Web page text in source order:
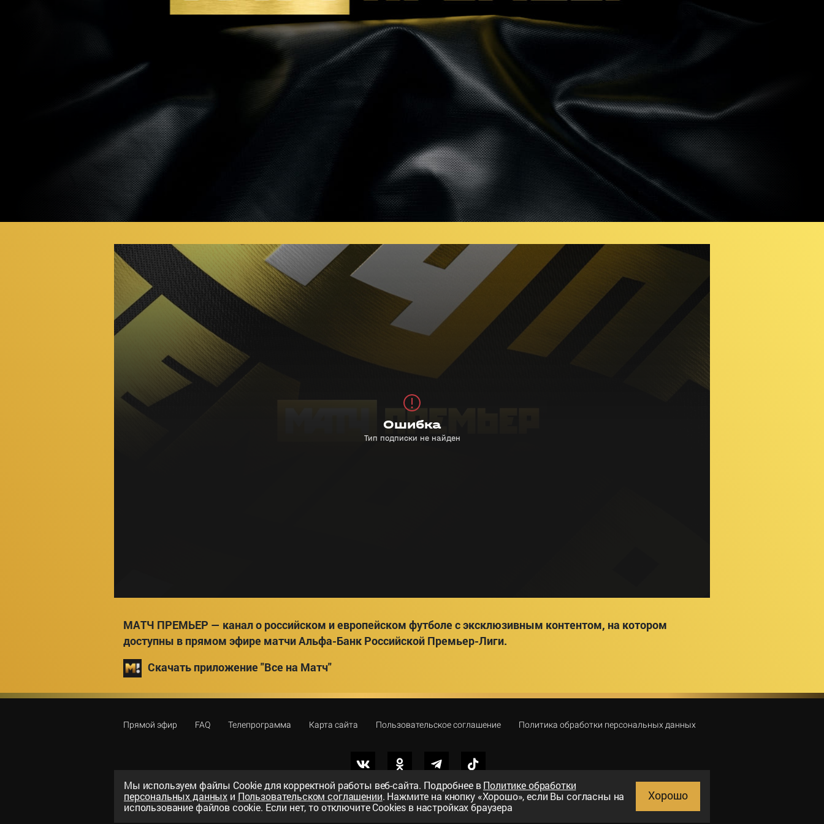
МАТЧ ПРЕМЬЕР — канал о российском и европейском футболе с эксклюзивным контентом, на котором
доступны в прямом эфире матчи Альфа-Банк Российской Премьер-Лиги.
Скачать приложение "Все на Матч"
Прямой эфир FAQ Телепрограмма Карта сайта Пользовательское соглашение Политика обработки персональных данных
©2026«ООО «Национальный спортивный телеканал» Поиск
Мы используем файлы Сookie для корректной работы веб-сайта. Подробнее вПолитике обработки
персональных данных и Пользовательском соглашении. Нажмите на кнопку «Хорошо», если Вы согласны на
использование файлов cookie. Если нет, то отключите Cookies в настройках браузера
Хорошо